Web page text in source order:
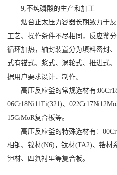
9,不纯磷酸的生产和加工
烟台正太压力容器长期致力于反
工艺、操作条件不尽相同，反应釜
循环加热，轴封装置分为填料密封
式有锚式、浆式、涡轮式、推进式
据用户要求设计、制作。
高压反应釜的常规选材有
06Cr18Ni11Ti(321)、
15CrMoR复合板等。
高压反应釜的特殊选材有：
相钢、镍材(N6)，钛材(TA2)、锆材
钽材、四氟衬里等复合板。